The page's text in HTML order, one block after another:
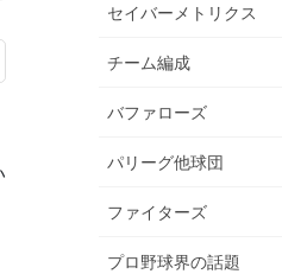
セイバーメトリクス
チーム編成
バファローズ
パリーグ他球団
ファイターズ
プロ野球界の話題